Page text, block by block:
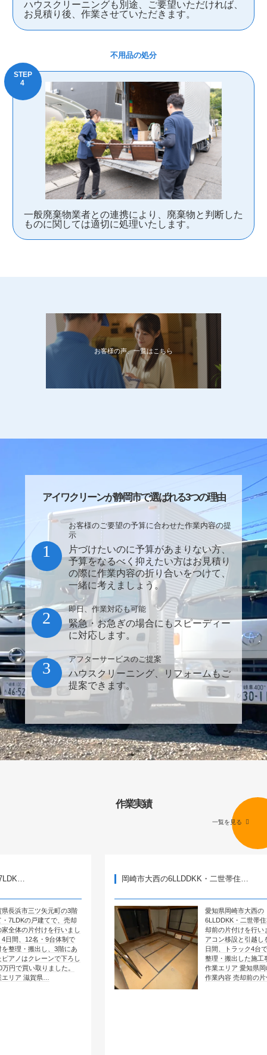
ハウスクリーニングも別途、ご要望いただければ、
お見積り後、作業させていただきます。
不用品の処分
一般廃棄物業者との連携により、廃棄物と判断した
ものに関しては適切に処理いたします。
お客様の声、一覧はこちら
アイワクリーンが静岡市で選ばれる3つの理由
お客様のご要望の予算に合わせた作業内容の提
示
片づけたいのに予算があまりない方、
予算をなるべく抑えたい方はお見積り
の際に作業内容の折り合いをつけて、
一緒に考えましょう。
1
即日、作業対応も可能
緊急・お急ぎの場合にもスピーディー
に対応します。
2
アフターサービスのご提案
ハウスクリーニング、リフォームもご
提案できます。
3
作業実績
一覧を見る
元町の3階
てで、売却
を行いまし
9台体制で
、3階にあ
ンで下ろし
ました。
…
岡崎市大西の6LLDDKK・二世帯住…
愛知県岡崎市大西の
6LLDDKK・二世帯住宅で、売
却前の片付けを行いました。エ
アコン移設と引越しを含めて4
日間、トラック4台で全部屋を
整理・搬出した施工事例です。
作業エリア 愛知県岡崎市大西
作業内容 売却前の片付け …